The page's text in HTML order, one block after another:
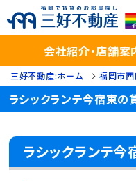
会社紹介・店舗案
三好不動産:ホーム 福岡市西
ラシックランテ今宿東の
ラシックランテ